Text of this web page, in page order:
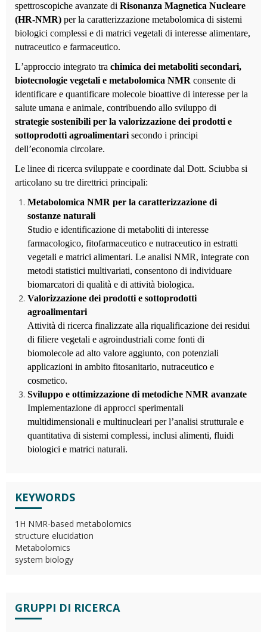
spettroscopiche avanzate di Risonanza Magnetica Nucleare
(HR-NMR) per la caratterizzazione metabolomica di sistemi
biologici complessi e di matrici vegetali di interesse alimentare,
nutraceutico e farmaceutico.
L’approccio integrato tra chimica dei metaboliti secondari,
biotecnologie vegetali e metabolomica NMR consente di
identificare e quantificare molecole bioattive di interesse per la
salute umana e animale, contribuendo allo sviluppo di
strategie sostenibili per la valorizzazione dei prodotti e
sottoprodotti agroalimentari secondo i principi
dell’economia circolare.
Le linee di ricerca sviluppate e coordinate dal Dott. Sciubba si
articolano su tre direttrici principali:
Metabolomica NMR per la caratterizzazione di
sostanze naturali
Studio e identificazione di metaboliti di interesse
farmacologico, fitofarmaceutico e nutraceutico in estratti
vegetali e matrici alimentari. Le analisi NMR, integrate con
metodi statistici multivariati, consentono di individuare
biomarcatori di qualità e di attività biologica.
Valorizzazione dei prodotti e sottoprodotti
agroalimentari
Attività di ricerca finalizzate alla riqualificazione dei residui
di filiere vegetali e agroindustriali come fonti di
biomolecole ad alto valore aggiunto, con potenziali
applicazioni in ambito fitosanitario, nutraceutico e
cosmetico.
Sviluppo e ottimizzazione di metodiche NMR avanzate
Implementazione di approcci sperimentali
multidimensionali e multinucleari per l’analisi strutturale e
quantitativa di sistemi complessi, inclusi alimenti, fluidi
biologici e matrici naturali.
KEYWORDS
1H NMR-based metabolomics
structure elucidation
Metabolomics
system biology
GRUPPI DI RICERCA